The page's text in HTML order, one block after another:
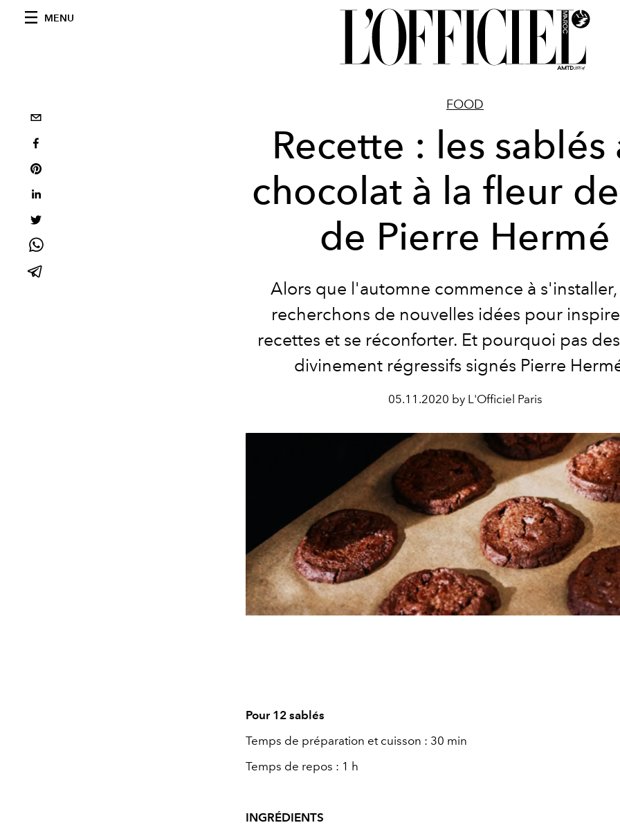
MENU
FOOD
Recette : les sablés
chocolat à la fleur
de Pierre Hermé
Alors que l'automne commence à
recherchons de nouvelles idées pour
recettes et se réconforter. Et pourquoi pas
divinement régressifs signés Pierre
05.11.2020 by L'Officiel Paris
Pour 12 sablés
Temps de préparation et cuisson : 30 min
Temps de repos : 1 h
INGRÉDIENTS